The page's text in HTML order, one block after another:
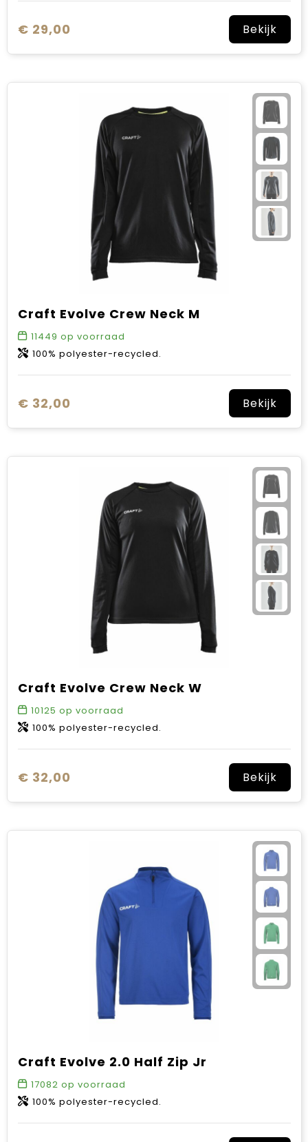
€ 29,00 Bekijk
Craft Evolve Crew Neck M
11449 op voorraad
100% polyester-recycled.
€ 32,00 Bekijk
Craft Evolve Crew Neck W
10125 op voorraad
100% polyester-recycled.
€ 32,00 Bekijk
Craft Evolve 2.0 Half Zip Jr
17082 op voorraad
100% polyester-recycled.